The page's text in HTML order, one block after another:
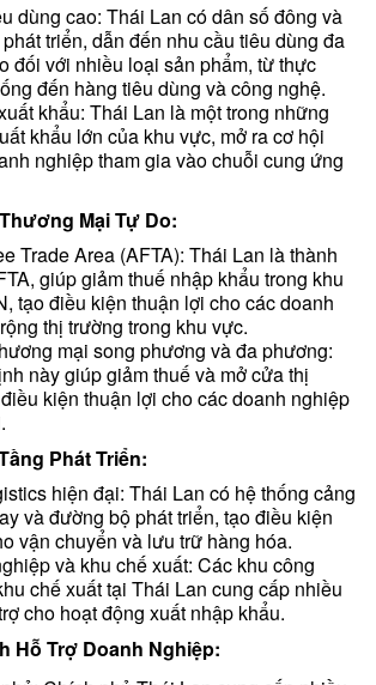
dùng cao: Thái Lan có dân số đông và
triển, dẫn đến nhu cầu tiêu dùng đa
đối với nhiều loại sản phẩm, từ thực
đến hàng tiêu dùng và công nghệ.
khẩu: Thái Lan là một trong những
khẩu lớn của khu vực, mở ra cơ hội
nghiệp tham gia vào chuỗi cung ứng
Mại Tự Do:
Trade Area (AFTA): Thái Lan là thành
giúp giảm thuế nhập khẩu trong khu
tạo điều kiện thuận lợi cho các doanh
thị trường trong khu vực.
mại song phương và đa phương:
này giúp giảm thuế và mở cửa thị
kiện thuận lợi cho các doanh nghiệp
Phát Triển:
hiện đại: Thái Lan có hệ thống cảng
và đường bộ phát triển, tạo điều kiện
vận chuyển và lưu trữ hàng hóa.
và khu chế xuất: Các khu công
chế xuất tại Thái Lan cung cấp nhiều
cho hoạt động xuất nhập khẩu.
Hỗ Trợ Doanh Nghiệp: